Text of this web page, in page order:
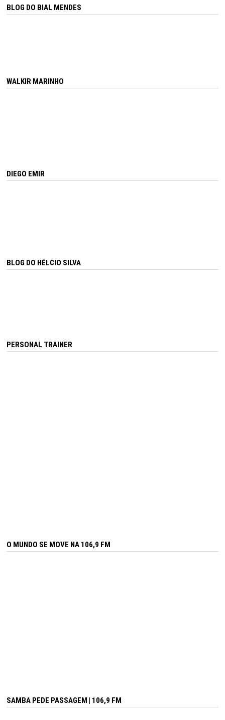
BLOG DO BIAL MENDES
WALKIR MARINHO
DIEGO EMIR
BLOG DO HÉLCIO SILVA
PERSONAL TRAINER
O MUNDO SE MOVE NA 106,9 FM
SAMBA PEDE PASSAGEM | 106,9 FM